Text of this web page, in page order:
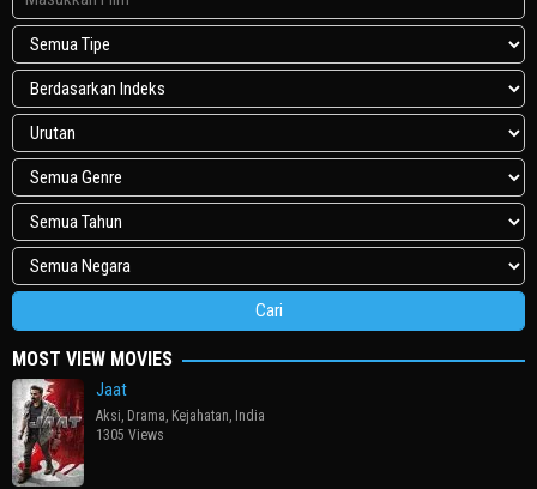
MOST VIEW MOVIES
Jaat
Aksi, Drama, Kejahatan, India
1305 Views